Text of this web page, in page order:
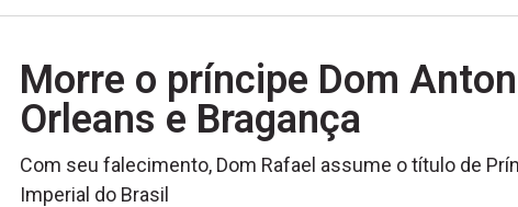
Morre o príncipe Dom
Orleans e Bragança
Com seu falecimento, Dom Rafael assume o título de
Imperial do Brasil